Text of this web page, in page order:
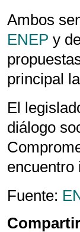
Ambos
ENEP y
principal
El
diálogo
Fuente: